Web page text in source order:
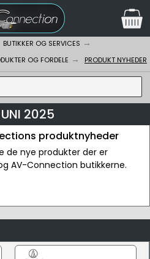
BUTIKKER OG SERVICES
OG FORDELE PRODUKT NYHEDER
2025
produktnyheder
de nye produkter der er
AV-Connection butikkerne.